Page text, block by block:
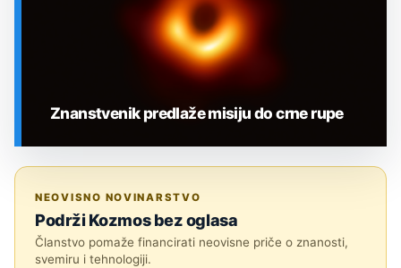
Znanstvenik predlaže misiju do crne rupe
NEOVISNO NOVINARSTVO
Podrži Kozmos bez oglasa
Članstvo pomaže financirati neovisne priče o znanosti,
svemiru i tehnologiji.